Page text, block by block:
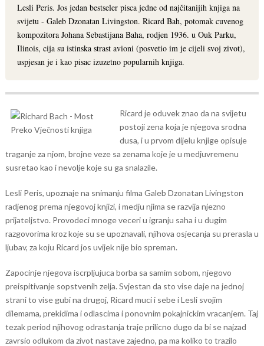
Lesli Peris. Jos jedan bestseler pisca jedne od najčitanijih knjiga na
svijetu - Galeb Dzonatan Livingston. Ricard Bah, potomak cuvenog
kompozitora Johana Sebastijana Baha, rodjen 1936. u Ouk Parku,
Ilinois, cija su istinska strast avioni (posvetio im je cijeli svoj zivot),
uspjesan je i kao pisac izuzetno popularnih knjiga.
Ricard je oduvek znao da na svijetu
postoji zena koja je njegova srodna
dusa, i u prvom dijelu knjige opisuje
traganje za njom, brojne veze sa zenama koje je u medjuvremenu
susretao kao i nevolje koje su ga snalazile.
Lesli Peris, upoznaje na snimanju filma Galeb Dzonatan Livingston
radjenog prema njegovoj knjizi, i medju njima se razvija njezno
prijateljstvo. Provodeci mnoge veceri u igranju saha i u dugim
razgovorima kroz koje su se upoznavali, njihova osjecanja su prerasla u
ljubav, za koju Ricard jos uvijek nije bio spreman.
Zapocinje njegova iscrpljujuca borba sa samim sobom, njegovo
preispitivanje sopstvenih zelja. Svjestan da sto vise daje na jednoj
strani to vise gubi na drugoj, Ricard muci i sebe i Lesli svojim
dilemama, prekidima i odlascima i ponovnim pokajnickim vracanjem. Taj
tezak period njihovog odrastanja traje prilicno dugo da bi se najzad
zavrsio odlukom da zivot nastave zajedno, pa ma koliko to trazilo